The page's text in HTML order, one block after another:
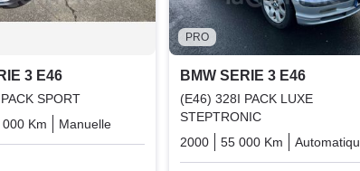
3 E46
SPORT
000 Km Manuelle
PRO
BMW SERIE 3 E46
(E46) 328I PACK LUXE
STEPTRONIC
2000
55 000 Km